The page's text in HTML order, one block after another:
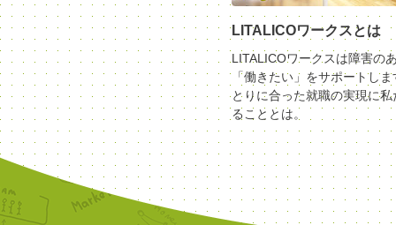
LITALICOワークスとは
LITALICOワークスは障害の
「働きたい」をサポートし
とりに合った就職の実現に
ることとは。